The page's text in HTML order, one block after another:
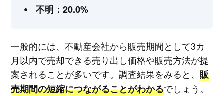
不明：20.0%
一般的には、不動産会社から販売期間として3カ
月以内で売却できる売り出し価格や販売方法が提
案されることが多いです。調査結果をみると、 販
売期間の短縮につながることがわかるでしょう。